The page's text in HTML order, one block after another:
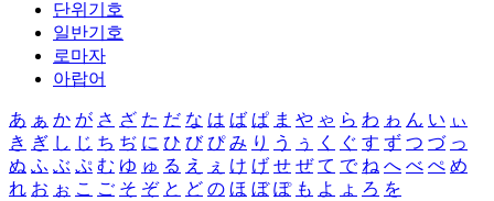
단위기호
일반기호
로마자
아랍어
あ ぁ か が さ ざ た だ な は ば ぱ ま や ゃ ら わ ゎ ん い ぃ
き ぎ し じ ち ぢ に ひ び ぴ み り う ぅ く ぐ す ず つ づ っ
ぬ ふ ぶ ぷ む ゆ ゅ る え ぇ け げ せ ぜ て で ね へ べ ぺ め
れ お ぉ こ ご そ ぞ と ど の ほ ぼ ぽ も よ ょ ろ を